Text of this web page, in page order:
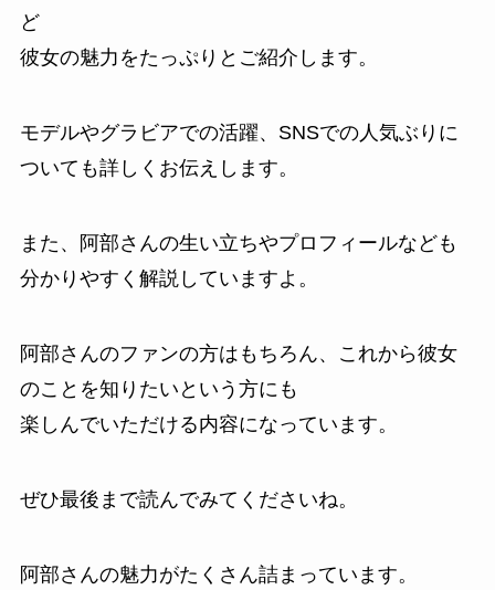
ど
彼女の魅力をたっぷりとご紹介します。
モデルやグラビアでの活躍、SNSでの人気ぶりに
ついても詳しくお伝えします。
また、阿部さんの生い立ちやプロフィールなども
分かりやすく解説していますよ。
阿部さんのファンの方はもちろん、これから彼女
のことを知りたいという方にも
楽しんでいただける内容になっています。
ぜひ最後まで読んでみてくださいね。
阿部さんの魅力がたくさん詰まっています。